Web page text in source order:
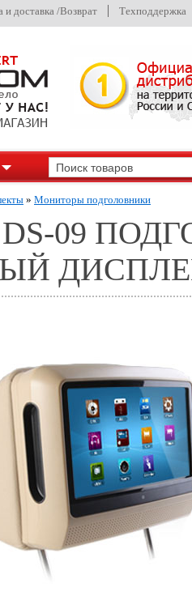
и доставка /Возврат Техподдержка
» Мониторы подголовники
DS-09